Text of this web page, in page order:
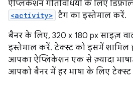
ऐप्लिकेशन गतिविधियों के लिए
<activity> टैग का इस्तेमाल करें.
बैनर के लिए, 320 x 180 px साइज़
इस्तेमाल करें. टेक्स्ट को इसमें शामिल
आपका ऐप्लिकेशन एक से ज़्यादा
आपको बैनर में हर भाषा के लिए टेक्स्ट